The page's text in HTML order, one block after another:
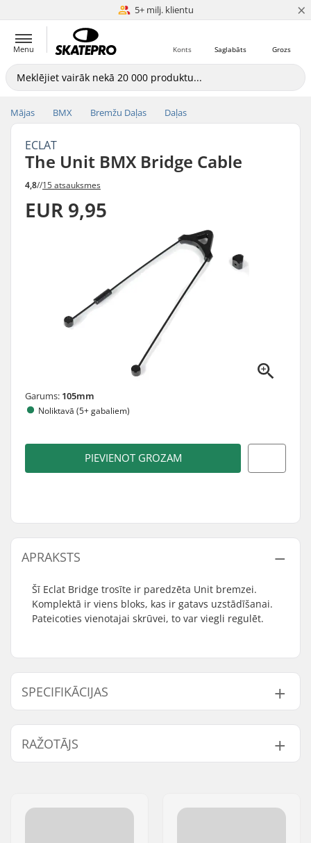
Zemākās cenas garantija
5+ milj. klientu ×
Menu Grozs
Saglabāts
Konts
Mājas BMX Bremžu Daļas Daļas
ECLAT
The Unit BMX Bridge Cable
4,8//15 atsauksmes
EUR 9,95
Garums: 105mm
Noliktavā (5+ gabaliem)
PIEVIENOT GROZAM
APRAKSTS
Šī Eclat Bridge trosīte ir paredzēta Unit bremzei.
Komplektā ir viens bloks, kas ir gatavs uzstādīšanai.
Pateicoties vienotajai skrūvei, to var viegli regulēt.
SPECIFIKĀCIJAS
Svars: 20g
RAŽOTĀJS